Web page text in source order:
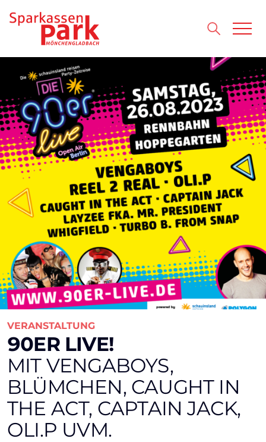
VERANSTALTUNG
90ER LIVE!
MIT VENGABOYS,
BLÜMCHEN, CAUGHT IN
THE ACT, CAPTAIN JACK,
OLI.P UVM.